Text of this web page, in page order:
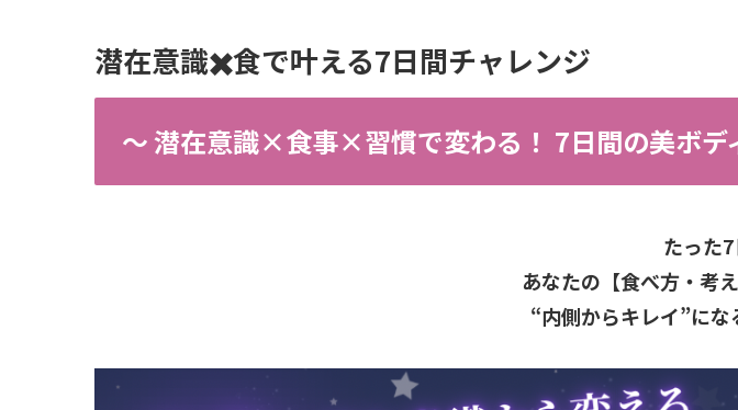
潜在意識✖️食で叶える7日間チャレンジ
〜 潜在意識×食事×習慣で変わる！ 7日間の美ボデ
たった7
あなたの【食べ方・考
“内側からキレイ”にな